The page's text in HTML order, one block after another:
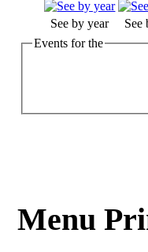
See by year See
Events for the
Menu